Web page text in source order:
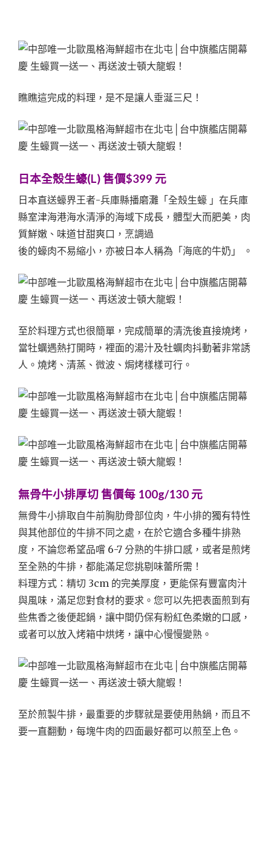
瞧瞧這完成的料理，是不是讓人垂涎三尺！
日本全殼生蠔(L) 售價$399 元
日本直送蠔界王者-兵庫縣播磨灘「全殼生蠔 」在兵庫
縣室津海港海水清淨的海域下成長，體型大而肥美，肉
質鮮嫩、味道甘甜爽口，烹調過
後的蠔肉不易縮小，亦被日本人稱為「海底的牛奶」 。
至於料理方式也很簡單，完成簡單的清洗後直接燒烤，
當牡蠣遇熱打開時，裡面的湯汁及牡蠣肉抖動著非常誘
人。燒烤、清蒸、微波、焗烤樣樣可行。
無骨牛小排厚切 售價每 100g/130 元
無骨牛小排取自牛前胸肋骨部位肉，牛小排的獨有特性
與其他部位的牛排不同之處，在於它適合多種牛排熟
度，不論您希望品嚐 6-7 分熟的牛排口感，或者是煎烤
至全熟的牛排，都能滿足您挑剔味蕾所需！
料理方式：精切 3cm 的完美厚度，更能保有豐富肉汁
與風味，滿足您對食材的要求。您可以先把表面煎到有
些焦香之後便起鍋，讓中間仍保有粉紅色柔嫩的口感，
或者可以放入烤箱中烘烤，讓中心慢慢變熟。
至於煎製牛排，最重要的步驟就是要使用熱鍋，而且不
要一直翻動，每塊牛肉的四面最好都可以煎至上色。